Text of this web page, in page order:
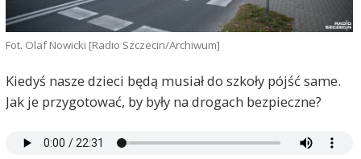
Fot. Olaf Nowicki [Radio Szczecin/Archiwum]
Kiedyś nasze dzieci będą musiał do szkoły pójść same.
Jak je przygotować, by były na drogach bezpieczne?